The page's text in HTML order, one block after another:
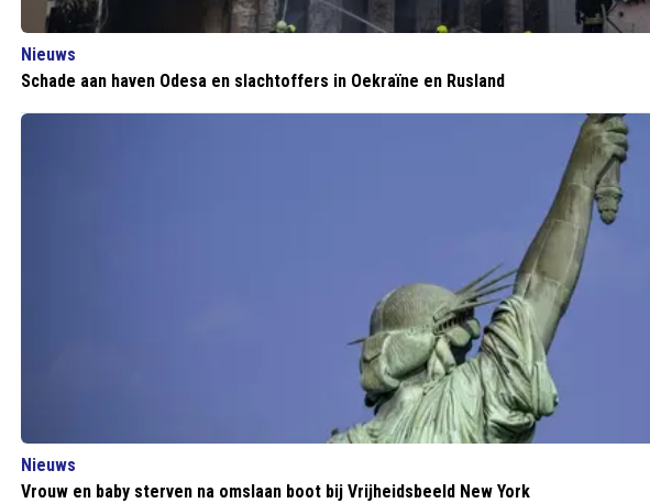
Nieuws
Schade aan haven Odesa en slachtoffers in Oekraïne en Rusland
Nieuws
Vrouw en baby sterven na omslaan boot bij Vrijheidsbeeld New York